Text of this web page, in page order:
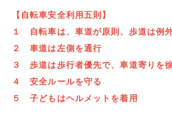
【自転車安全利用五則】
１ 自転車は、車道が原則、歩道は例
２ 車道は左側を通行
３ 歩道は歩行者優先で、車道寄りを
４ 安全ルールを守る
５ 子どもはヘルメットを着用